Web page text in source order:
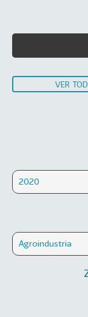
VER
2020
Agroindustria